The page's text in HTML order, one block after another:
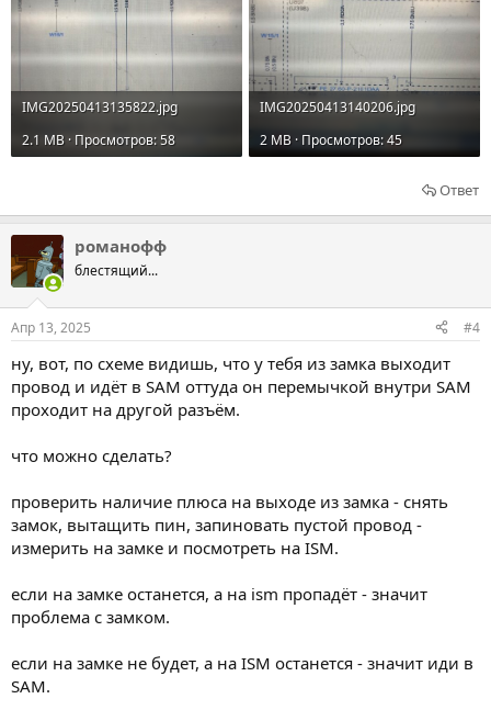
IMG20250413135822.jpg
2.1 MB · Просмотров: 58
IMG20250413140206.jpg
2 MB · Просмотров: 45
Ответ
романофф
блестящий...
Апр 13, 2025 #4
ну, вот, по схеме видишь, что у тебя из замка выходит
провод и идёт в SAM оттуда он перемычкой внутри SAM
проходит на другой разъём.
что можно сделать?
проверить наличие плюса на выходе из замка - снять
замок, вытащить пин, запиновать пустой провод -
измерить на замке и посмотреть на ISM.
если на замке останется, а на ism пропадёт - значит
проблема с замком.
если на замке не будет, а на ISM останется - значит иди в
SAM.